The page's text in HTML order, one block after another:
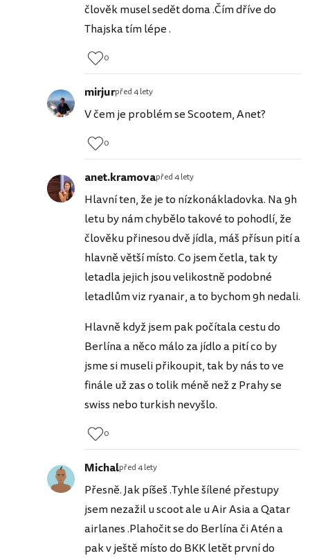
člověk musel sedět doma .Čím dříve do
Thajska tím lépe .
0
mirjurpřed 4 lety
V čem je problém se Scootem, Anet?
0
anet.kramovapřed 4 lety
Hlavní ten, že je to nízkonákladovka. Na 9h
letu by nám chybělo takové to pohodlí, že
člověku přinesou dvě jídla, máš přísun pití a
hlavně větší místo. Co jsem četla, tak ty
letadla jejich jsou velikostně podobné
letadlům viz ryanair, a to bychom 9h nedali.
Hlavně když jsem pak počítala cestu do
Berlína a něco málo za jídlo a pití co by
jsme si museli přikoupit, tak by nás to ve
finále už zas o tolik méně než z Prahy se
swiss nebo turkish nevyšlo.
0
Michalpřed 4 lety
Přesně. Jak píšeš .Tyhle šílené přestupy
jsem nezažil u scoot ale u Air Asia a Qatar
airlanes .Plahočit se do Berlína či Atén a
pak v ještě místo do BKK letět první do